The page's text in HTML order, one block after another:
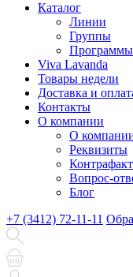
Каталог
Линии
Группы
Программы
Viva Lavanda
Товары недели
Доставка и
Контакты
О компании
О
Реквизиты
Контрафакт
Вопрос-
Блог
+7 (3412) 72-11-11